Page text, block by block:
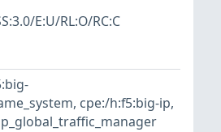
E:U/RL:O/RC:C
, cpe:/h:f5:big-ip,